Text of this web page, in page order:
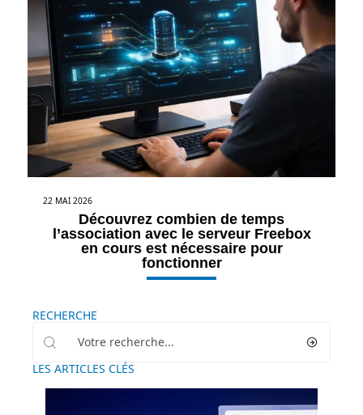
22 MAI 2026
Découvrez combien de temps
l’association avec le serveur Freebox
en cours est nécessaire pour
fonctionner
RECHERCHE
LES ARTICLES CLÉS